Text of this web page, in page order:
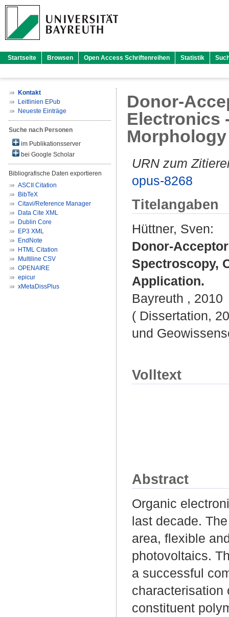
Startseite Browsen Open Access Schriftenreihen Statistik
Kontakt
Leitlinien EPub
Neueste Einträge
Suche nach Personen
im Publikationsserver
bei Google Scholar
Bibliografische Daten exportieren
ASCII Citation
BibTeX
Citavi/Reference Manager
Data Cite XML
Dublin Core
EP3 XML
EndNote
HTML Citation
Multiline CSV
OPENAIRE
epicur
xMetaDissPlus
Donor-
Electronics
URN zum
opus-8268
Titelangaben
Hüttner, Sven:
Donor-
Spectroscopy,
Application.
Bayreuth , 2010
( Dissertation,
und
Volltext
Abstract
Organic
last decade.
area, flexible
photovoltaics.
a successful
characterisation
constituent